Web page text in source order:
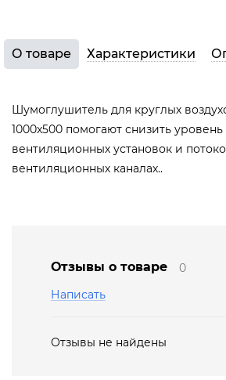
О товаре Характеристики
Шумоглушитель для круглых
1000x500 помогают снизить
вентиляционных установок и
вентиляционных каналах..
Отзывы о товаре
0
Написать
Отзывы не найдены